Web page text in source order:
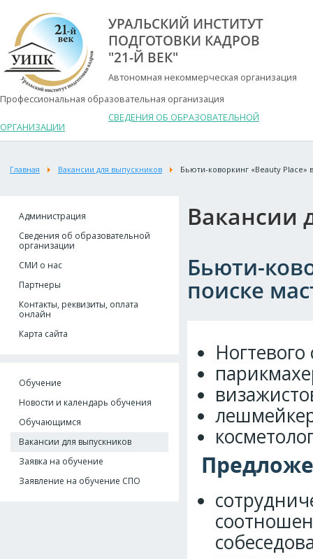
УРАЛЬСКИЙ ИНСТИТУТ
ПОДГОТОВКИ КАДРОВ
"21-Й ВЕК"
Автономная некоммерческая организация
Профессиональная образовательная организация
СВЕДЕНИЯ ОБ ОБРАЗОВАТЕЛЬНОЙ
ОРГАНИЗАЦИИ
Главная Вакансии для выпускников Бьюти-коворкинг «Вeauty Place»
Администрация
Сведения об образовательной
организации
СМИ о нас
Партнеры
Контакты, реквизиты, оплата
онлайн
Карта сайта
Обучение
Новости и календарь обучения
Обучающимся
Вакансии для выпускников
Заявка на обучение
Заявление на обучение СПО
Вакансии
Бьюти-
поиске